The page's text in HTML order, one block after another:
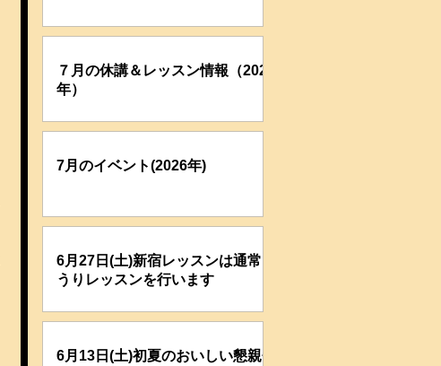
７月の休講＆レッスン情報（2026
年）
7月のイベント(2026年)
6月27日(土)新宿レッスンは通常ど
うりレッスンを行います
6月13日(土)初夏のおいしい懇親会